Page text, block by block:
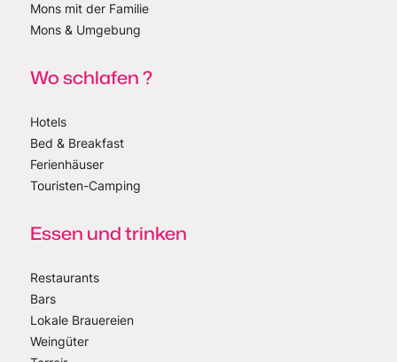
Mons mit der Familie
Mons & Umgebung
Wo schlafen ?
Hotels
Bed & Breakfast
Ferienhäuser
Touristen-Camping
Essen und trinken
Restaurants
Bars
Lokale Brauereien
Weingüter